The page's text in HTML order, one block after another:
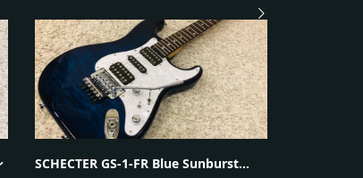
VanZandt JBV Jazz Bass ヴァンザント